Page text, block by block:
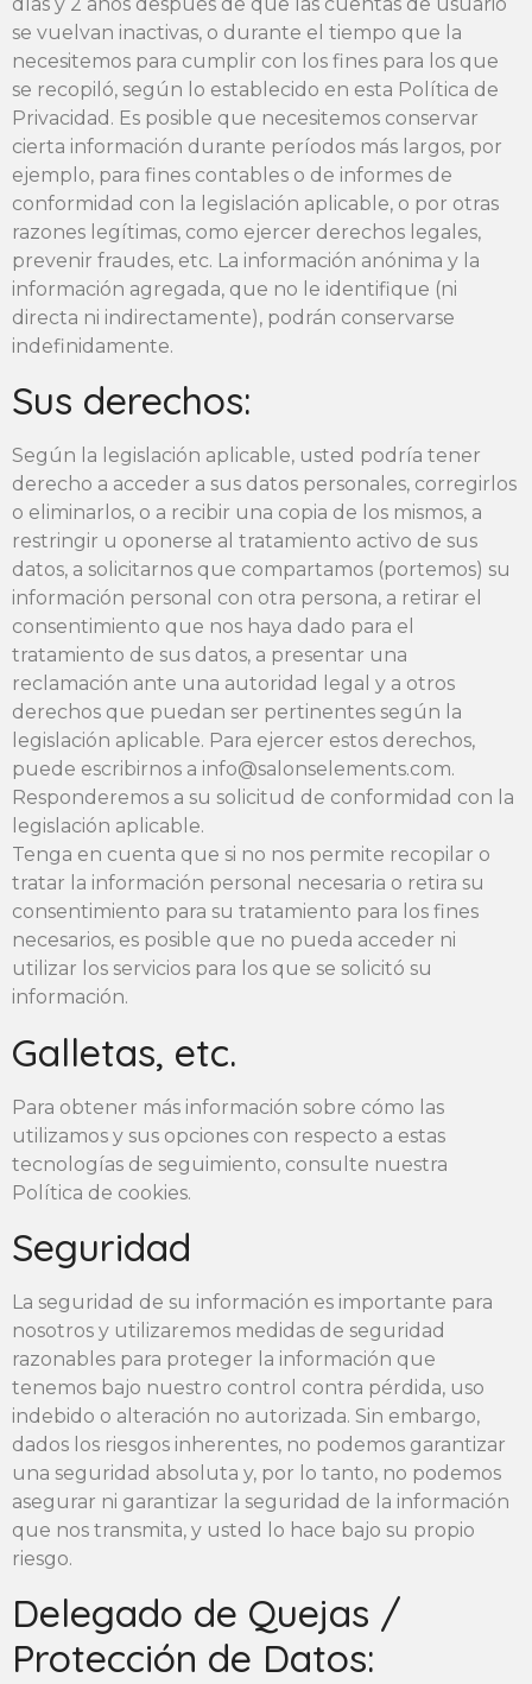
se vuelvan inactivas, o durante el tiempo que la
necesitemos para cumplir con los fines para los que
se recopiló, según lo establecido en esta Política de
Privacidad. Es posible que necesitemos conservar
cierta información durante períodos más largos, por
ejemplo, para fines contables o de informes de
conformidad con la legislación aplicable, o por otras
razones legítimas, como ejercer derechos legales,
prevenir fraudes, etc. La información anónima y la
información agregada, que no le identifique (ni
directa ni indirectamente), podrán conservarse
indefinidamente.
Sus derechos:
Según la legislación aplicable, usted podría tener
derecho a acceder a sus datos personales, corregirlos
o eliminarlos, o a recibir una copia de los mismos, a
restringir u oponerse al tratamiento activo de sus
datos, a solicitarnos que compartamos (portemos) su
información personal con otra persona, a retirar el
consentimiento que nos haya dado para el
tratamiento de sus datos, a presentar una
reclamación ante una autoridad legal y a otros
derechos que puedan ser pertinentes según la
legislación aplicable. Para ejercer estos derechos,
puede escribirnos a info@salonselements.com.
Responderemos a su solicitud de conformidad con la
legislación aplicable.
Tenga en cuenta que si no nos permite recopilar o
tratar la información personal necesaria o retira su
consentimiento para su tratamiento para los fines
necesarios, es posible que no pueda acceder ni
utilizar los servicios para los que se solicitó su
información.
Galletas, etc.
Para obtener más información sobre cómo las
utilizamos y sus opciones con respecto a estas
tecnologías de seguimiento, consulte nuestra
Política de cookies.
Seguridad
La seguridad de su información es importante para
nosotros y utilizaremos medidas de seguridad
razonables para proteger la información que
tenemos bajo nuestro control contra pérdida, uso
indebido o alteración no autorizada. Sin embargo,
dados los riesgos inherentes, no podemos garantizar
una seguridad absoluta y, por lo tanto, no podemos
asegurar ni garantizar la seguridad de la información
que nos transmita, y usted lo hace bajo su propio
riesgo.
Delegado de Quejas /
Protección de Datos: